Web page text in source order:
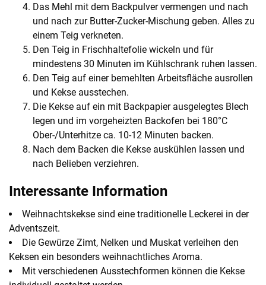
Das Mehl mit dem Backpulver vermengen und nach
und nach zur Butter-Zucker-Mischung geben. Alles zu
einem Teig verkneten.
Den Teig in Frischhaltefolie wickeln und für
mindestens 30 Minuten im Kühlschrank ruhen lassen.
Den Teig auf einer bemehlten Arbeitsfläche ausrollen
und Kekse ausstechen.
Die Kekse auf ein mit Backpapier ausgelegtes Blech
legen und im vorgeheizten Backofen bei 180°C
Ober-/Unterhitze ca. 10-12 Minuten backen.
Nach dem Backen die Kekse auskühlen lassen und
nach Belieben verziehren.
Interessante Information
Weihnachtskekse sind eine traditionelle Leckerei in der
Adventszeit.
Die Gewürze Zimt, Nelken und Muskat verleihen den
Keksen ein besonders weihnachtliches Aroma.
Mit verschiedenen Ausstechformen können die Kekse